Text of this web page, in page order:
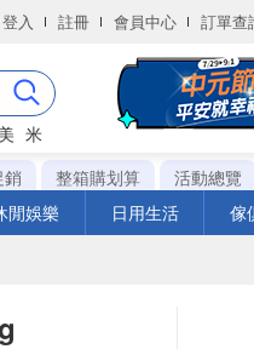
登入 註冊 會員中心 訂單查
米
銷
整箱購划算 活動總覽
閒娛樂
日用生活 傢